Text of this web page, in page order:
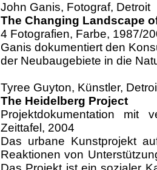
John Ganis, Fotograf, Detroit
The Changing Landscape
4 Fotografien, Farbe, 1987/
Ganis dokumentiert den
der Neubaugebiete in die
Tyree Guyton, Künstler,
The Heidelberg Project
Projektdokumentation mit
Zeittafel, 2004
Das urbane Kunstprojekt
Reaktionen von